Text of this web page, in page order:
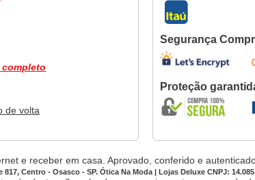
de volta
Segurança
Proteção
e receber em casa. Aprovado, conferido e
Centro - Osasco - SP. Ótica Na Moda | Lojas Deluxe CNPJ: